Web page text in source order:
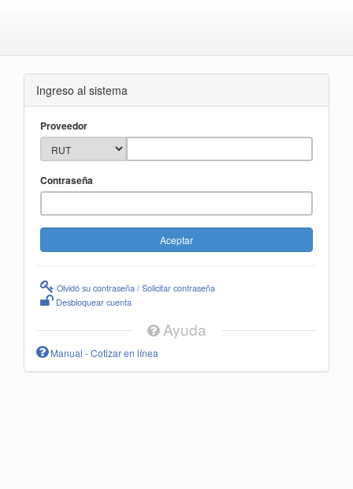
Ingreso al sistema
Proveedor
Contraseña
Olvidó su contraseña / Solicitar contraseña
Desbloquear cuenta
Ayuda
Manual - Cotizar en línea